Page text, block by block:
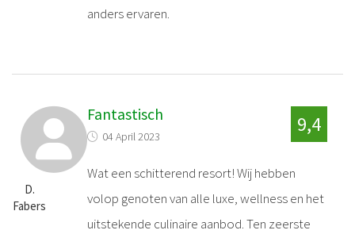
anders ervaren.
D.
Fabers
Fantastisch
04 April 2023
9,4
Wat een schitterend resort! Wij hebben
volop genoten van alle luxe, wellness en het
uitstekende culinaire aanbod. Ten zeerste